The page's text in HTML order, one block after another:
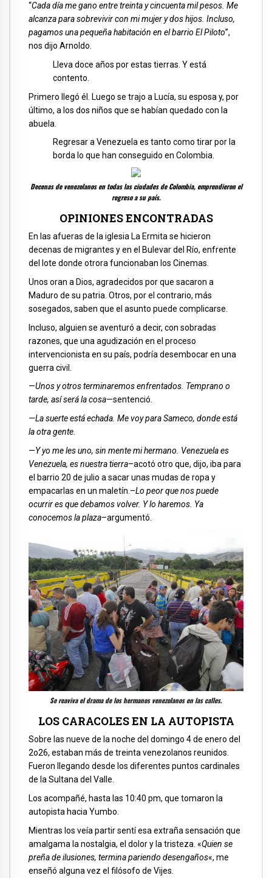
“Cada día me gano entre treinta y cincuenta mil pesos. Me
alcanza para sobrevivir con mi mujer y dos hijos. Incluso,
pagamos una pequeña habitación en el barrio El Piloto”,
nos dijo Arnoldo.
Lleva doce años por estas tierras. Y está
contento.
Primero llegó él. Luego se trajo a Lucía, su esposa y, por
último, a los dos niños que se habían quedado con la
abuela.
Regresar a Venezuela es tanto como tirar por la
borda lo que han conseguido en Colombia.
Decenas de venezolanos en todas las ciudades de Colombia, emprendieron el
regreso a su país.
OPINIONES ENCONTRADAS
En las afueras de la iglesia La Ermita se hicieron
decenas de migrantes y en el Bulevar del Río, enfrente
del lote donde otrora funcionaban los Cinemas.
Unos oran a Dios, agradecidos por que sacaron a
Maduro de su patria. Otros, por el contrario, más
sosegados, saben que el asunto puede complicarse.
Incluso, alguien se aventuró a decir, con sobradas
razones, que una agudización en el proceso
intervencionista en su país, podría desembocar en una
guerra civil.
—Unos y otros terminaremos enfrentados. Temprano o
tarde, así será la cosa—sentenció.
—La suerte está echada. Me voy para Sameco, donde está
la otra gente.
—Y yo me les uno, sin mente mi hermano. Venezuela es
Venezuela, es nuestra tierra–acotó otro que, dijo, iba para
el barrio 20 de julio a sacar unas mudas de ropa y
empacarlas en un maletín.–Lo peor que nos puede
ocurrir es que debamos volver. Y lo haremos. Ya
conocemos la plaza–argumentó.
Se reaviva el drama de los hermanos venezolanos en las calles.
LOS CARACOLES EN LA AUTOPISTA
Sobre las nueve de la noche del domingo 4 de enero del
2o26, estaban más de treinta venezolanos reunidos.
Fueron llegando desde los diferentes puntos cardinales
de la Sultana del Valle.
Los acompañé, hasta las 10:40 pm, que tomaron la
autopista hacia Yumbo.
Mientras los veía partir sentí esa extraña sensación que
amalgama la nostalgia, el dolor y la tristeza. «Quien se
preña de ilusiones, termina pariendo desengaños«, me
enseñó alguna vez el filósofo de Vijes.